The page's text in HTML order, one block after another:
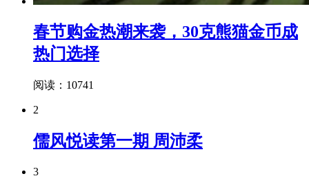
春节购金热潮来袭，30克熊猫金币成
热门选择
阅读：10741
2
儒风悦读第一期 周沛柔
3